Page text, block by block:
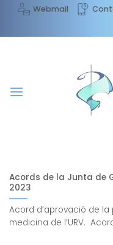
content
Webmail
Acords de la Junta de
2023
Acord d’aprovació de
medicina de l’URV.